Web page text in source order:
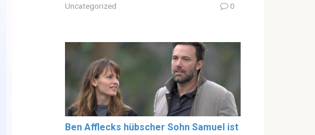
Uncategorized 0
Ben Afflecks hübscher Sohn Samuel ist